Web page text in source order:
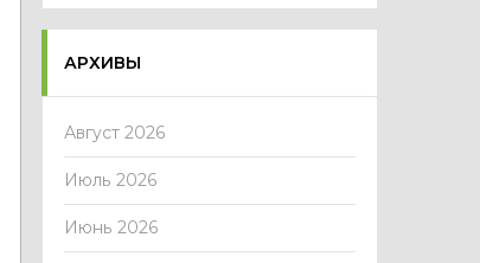
АРХИВЫ
Август 2026
Июль 2026
Июнь 2026